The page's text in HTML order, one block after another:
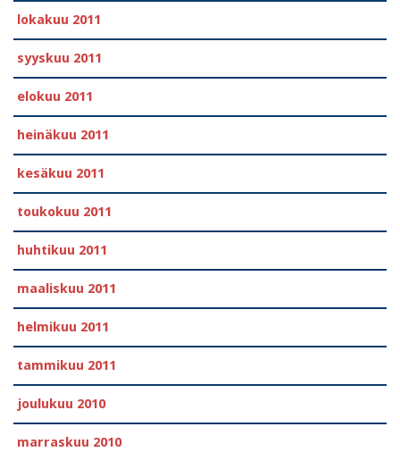
lokakuu 2011
syyskuu 2011
elokuu 2011
heinäkuu 2011
kesäkuu 2011
toukokuu 2011
huhtikuu 2011
maaliskuu 2011
helmikuu 2011
tammikuu 2011
joulukuu 2010
marraskuu 2010